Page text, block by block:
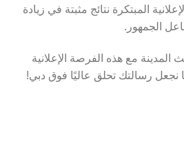
المبتكرة نتائج مثبتة في زيادة
الجمهور.
المدينة مع هذه الفرصة الإعلانية
نجعل رسالتك تحلق عاليًا فوق دبي!